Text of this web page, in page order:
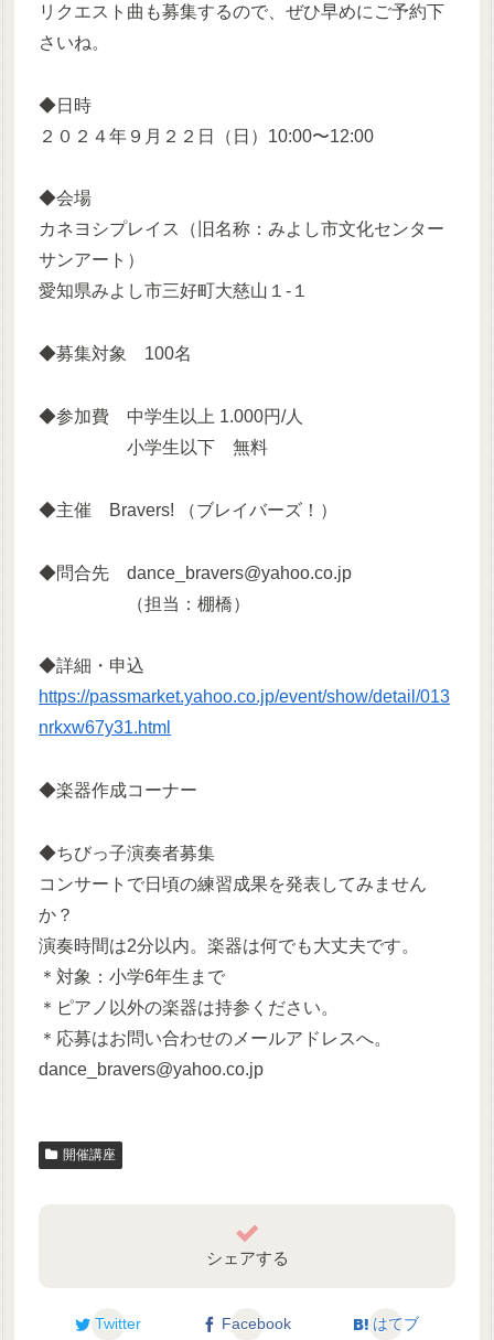
リクエスト曲も募集するので、ぜひ早めにご予約下
さいね。
◆日時
２０２４年９月２２日（日）10:00〜12:00
◆会場
カネヨシプレイス（旧名称：みよし市文化センター
サンアート）
愛知県みよし市三好町大慈山１-１
◆募集対象 100名
◆参加費 中学生以上 1.000円/人
小学生以下 無料
◆主催 Bravers! （ブレイバーズ！）
◆問合先 dance_bravers@yahoo.co.jp
（担当：棚橋）
◆詳細・申込
https://passmarket.yahoo.co.jp/event/show/detail/013
nrkxw67y31.html
◆楽器作成コーナー
◆ちびっ子演奏者募集
コンサートで日頃の練習成果を発表してみません
か？
演奏時間は2分以内。楽器は何でも大丈夫です。
＊対象：小学6年生まで
＊ピアノ以外の楽器は持参ください。
＊応募はお問い合わせのメールアドレスへ。
dance_bravers@yahoo.co.jp
開催講座
シェアする
Twitter Facebook はてブ